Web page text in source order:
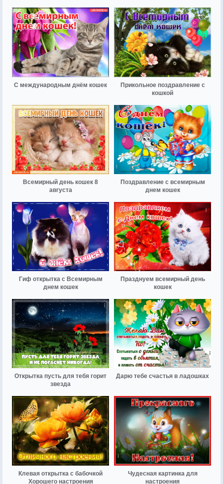
С международным днём кошек
Прикольное поздравление с
кошкой
Всемирный день кошек 8
августа
Поздравление с всемирным
днем кошек
Гиф открытка с Всемирным
днем кошек
Празднуем всемирный день
кошек
Открытка пусть для тебя горит
звезда
Дарю тебе счастья в ладошках
Клевая открытка с бабочкой
Хорошего настроения
Чудесная картинка для
настроения